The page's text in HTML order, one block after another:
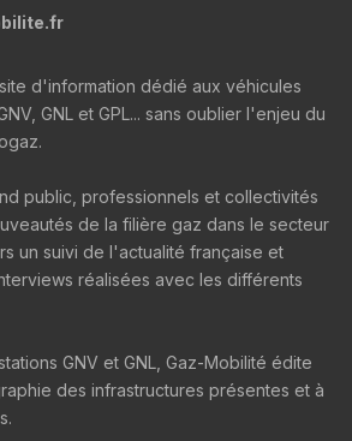
d'information dédié aux véhicules
GNL et GPL... sans oublier l'enjeu du
public, professionnels et collectivités
de la filière gaz dans le secteur
un suivi de l'actualité française et
réalisées avec les différents
GNV et GNL, Gaz-Mobilité édite
des infrastructures présentes et à